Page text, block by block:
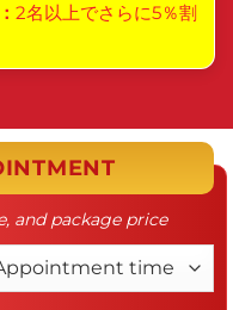
2名以上でさらに5％割
and package price